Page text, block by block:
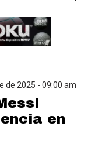
de 2025 - 09:00 am
en